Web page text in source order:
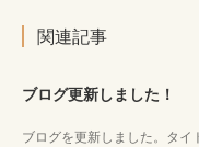
関連記事
ブログ更新しました！
ブログを更新しました。タイ